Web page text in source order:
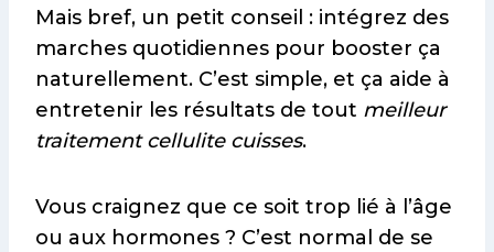
Mais bref, un petit conseil : intégrez des
marches quotidiennes pour booster ça
naturellement. C’est simple, et ça aide à
entretenir les résultats de tout meilleur
traitement cellulite cuisses.
Vous craignez que ce soit trop lié à l’âge
ou aux hormones ? C’est normal de se